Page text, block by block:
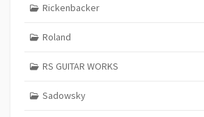
Rickenbacker
Roland
RS GUITAR WORKS
Sadowsky